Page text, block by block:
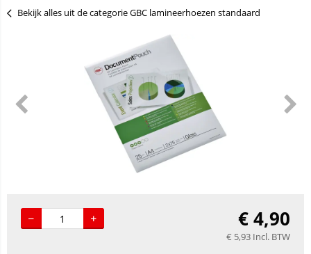
Bekijk alles uit de categorie GBC lamineerhoezen standaard
€4,90
€ 5,93 Incl. BTW